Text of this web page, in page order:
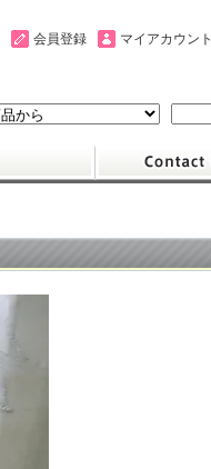
マイアカウント
会員登録